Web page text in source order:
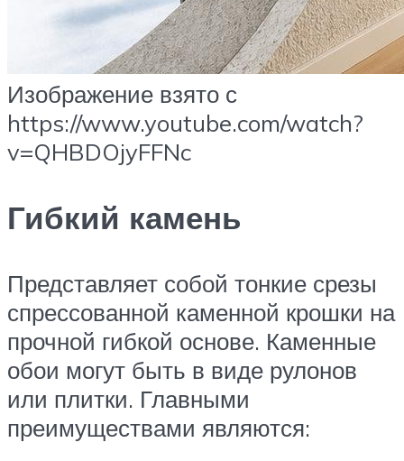
Изображение взято с
https://www.youtube.com/watch?
v=QHBDOjyFFNc
Гибкий камень
Представляет собой тонкие срезы
спрессованной каменной крошки на
прочной гибкой основе. Каменные
обои могут быть в виде рулонов
или плитки. Главными
преимуществами являются: